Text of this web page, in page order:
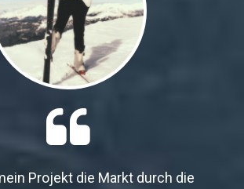

Projekt die Markt durch die